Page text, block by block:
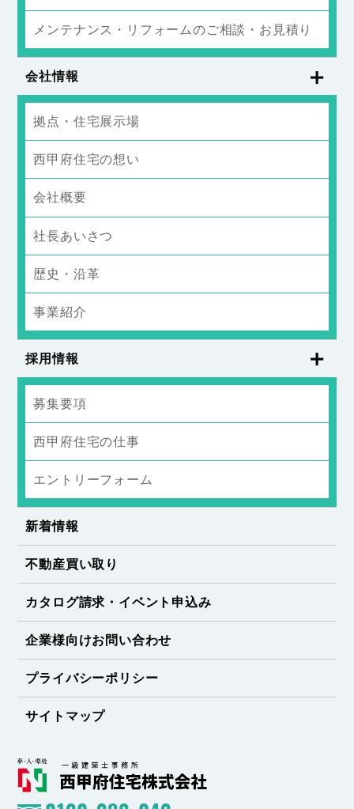
メンテナンス・リフォームのご相談・お見積り
会社情報
拠点・住宅展示場
西甲府住宅の想い
会社概要
社長あいさつ
歴史・沿革
事業紹介
採用情報
募集要項
西甲府住宅の仕事
エントリーフォーム
新着情報
不動産買い取り
カタログ請求・イベント申込み
企業様向けお問い合わせ
プライバシーポリシー
サイトマップ